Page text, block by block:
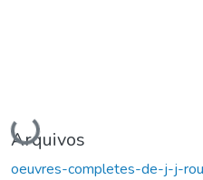
Carregando...
Arquivos
oeuvres-completes-de-j-j-